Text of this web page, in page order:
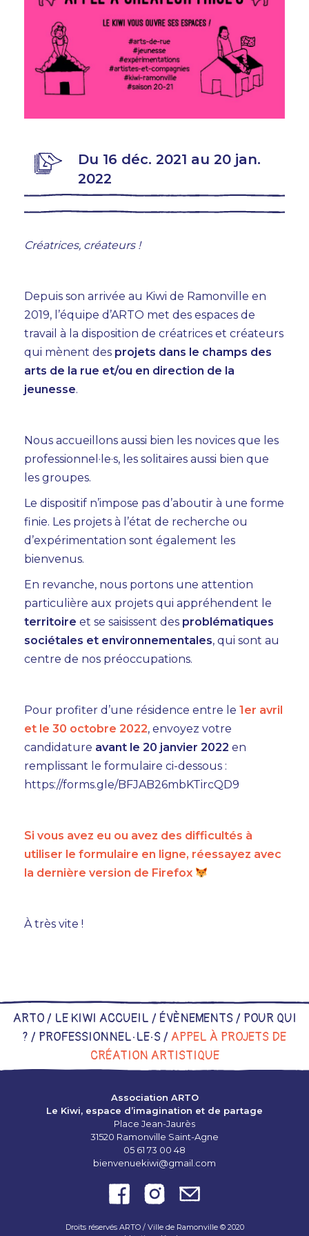
AGENDA
TEMPS FORTS
VOUS + NOUS
INFOS PRATIQUES
Du 16 déc. 2021 au 20 jan.
2022
Créatrices, créateurs !
Depuis son arrivée au Kiwi de Ramonville en
2019, l’équipe d’ARTO met des espaces de
travail à la disposition de créatrices et créateurs
qui mènent des projets dans le champs des
arts de la rue et/ou en direction de la
jeunesse.
Nous accueillons aussi bien les novices que les
professionnel·le·s, les solitaires aussi bien que
les groupes.
Le dispositif n’impose pas d’aboutir à une forme
finie. Les projets à l’état de recherche ou
d’expérimentation sont également les
bienvenus.
En revanche, nous portons une attention
particulière aux projets qui appréhendent le
territoire et se saisissent des problématiques
sociétales et environnementales, qui sont au
centre de nos préoccupations.
Pour profiter d’une résidence entre le 1er avril
et le 30 octobre 2022, envoyez votre
candidature avant le 20 janvier 2022 en
remplissant le formulaire ci-dessous :
https://forms.gle/BFJAB26mbKTircQD9
Si vous avez eu ou avez des difficultés à
utiliser le formulaire en ligne, réessayez avec
la dernière version de Firefox
À très vite !
ARTO / LE KIWI ACCUEIL / ÉVÈNEMENTS / POUR QUI
? / PROFESSIONNEL·LE·S / APPEL À PROJETS DE
CRÉATION ARTISTIQUE
Association ARTO
Le Kiwi, espace d’imagination et de partage
Place Jean-Jaurès
31520 Ramonville Saint-Agne
05 61 73 00 48
bienvenuekiwi@gmail.com
Droits réservés ARTO / Ville de Ramonville © 2020